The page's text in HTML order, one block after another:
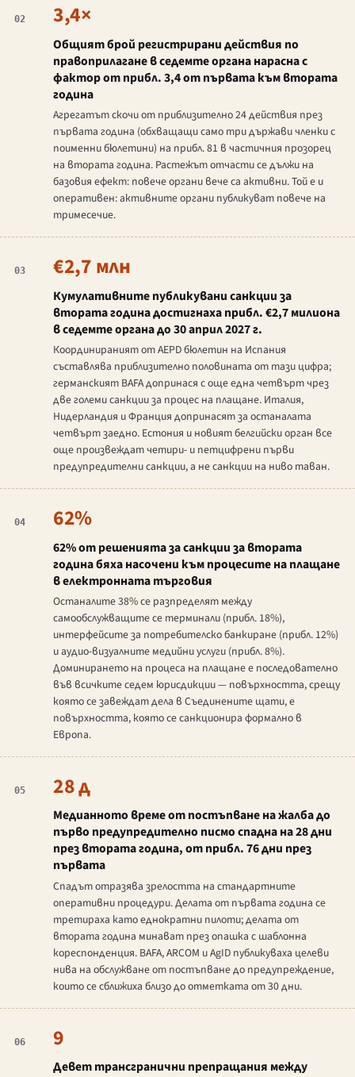
02 3,4×
Общият брой регистрирани действия по
правоприлагане в седемте органа нарасна с
фактор от прибл. 3,4 от първата към втората
година
Агрегатът скочи от приблизително 24 действия през
първата година (обхващащи само три държави членки с
поименни бюлетини) на прибл. 81 в частичния прозорец
на втората година. Растежът отчасти се дължи на
базовия ефект: повече органи вече са активни. Той е и
оперативен: активните органи публикуват повече на
тримесечие.
03 €2,7 млн
Кумулативните публикувани санкции за
втората година достигнаха прибл. €2,7 милиона
в седемте органа до 30 април 2027 г.
Координираният от AEPD бюлетин на Испания
съставлява приблизително половината от тази цифра;
германският BAFA допринася с още една четвърт чрез
две големи санкции за процес на плащане. Италия,
Нидерландия и Франция допринасят за останалата
четвърт заедно. Естония и новият белгийски орган все
още произвеждат четири- и петцифрени първи
предупредителни санкции, а не санкции на ниво таван.
04 62%
62% от решенията за санкции за втората
година бяха насочени към процесите на плащане
в електронната търговия
Останалите 38% се разпределят между
самообслужващите се терминали (прибл. 18%),
интерфейсите за потребителско банкиране (прибл. 12%)
и аудио-визуалните медийни услуги (прибл. 8%).
Доминирането на процеса на плащане е последователно
във всичките седем юрисдикции — повърхността, срещу
която се завеждат дела в Съединените щати, е
повърхността, която се санкционира формално в
Европа.
05 28 д
Медианното време от постъпване на жалба до
първо предупредително писмо спадна на 28 дни
през втората година, от прибл. 76 дни през
първата
Спадът отразява зрелостта на стандартните
оперативни процедури. Делата от първата година се
третираха като еднократни пилоти; делата от
втората година минават през опашка с шаблонна
кореспонденция. BAFA, ARCOM и AgID публикуваха целеви
нива на обслужване от постъпване до предупреждение,
които се сближиха близо до отметката от 30 дни.
06 9
Девет трансгранични препращания между